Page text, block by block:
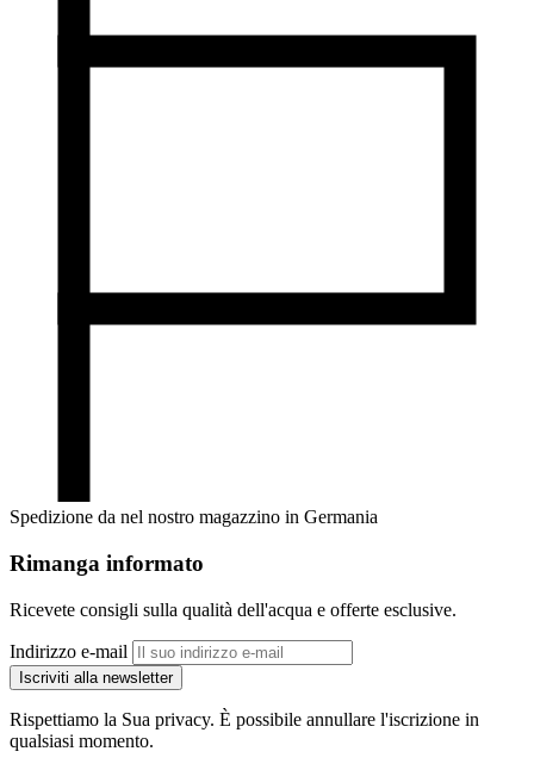
Spedizione da nel nostro magazzino in Germania
Rimanga informato
Ricevete consigli sulla qualità dell'acqua e offerte esclusive.
Indirizzo e-mail
Iscriviti alla newsletter
Rispettiamo la Sua privacy. È possibile annullare l'iscrizione in
qualsiasi momento.